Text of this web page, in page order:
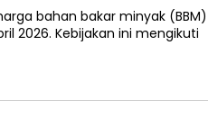
bahan bakar minyak (BBM)
2026. Kebijakan ini mengikuti